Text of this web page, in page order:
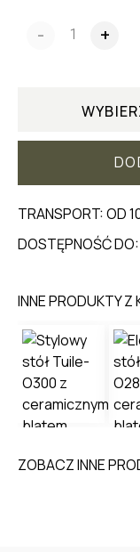
- +
TRANSPORT: OD
DOSTĘPNOŚĆ DO:
INNE PRODUKTY Z
ZOBACZ INNE